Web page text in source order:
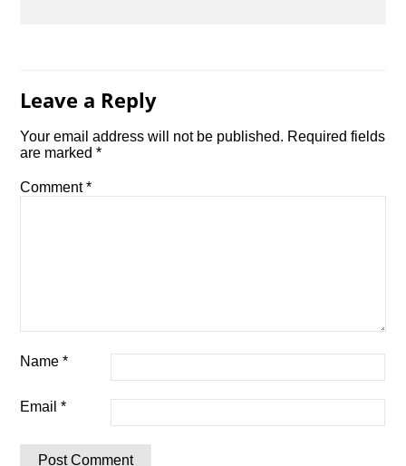
Leave a Reply
Your email address will not be published. Required fields
are marked*
Comment*
Name*
Email*